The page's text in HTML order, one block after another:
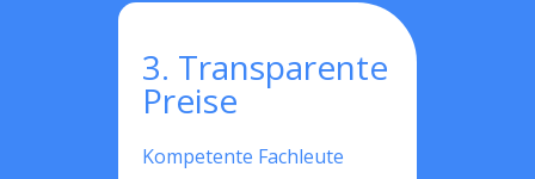
3. Transparente
Preise
Kompetente Fachleute